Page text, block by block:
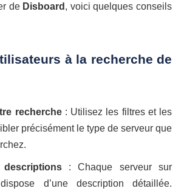
de Disboard , voici quelques conseils
à la recherche de
recherche: Utilisez les filtres et les
précisément le type de serveur que
: Chaque serveur sur
d’une description détaillée.